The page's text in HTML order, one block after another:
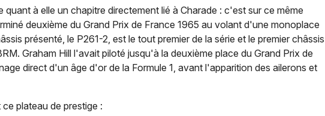
quant à elle un chapitre directement lié à Charade : c'est sur ce même
deuxième du Grand Prix de France 1965 au volant d'une monoplace
présenté, le P261-2, est le tout premier de la série et le premier châssis
Graham Hill l'avait piloté jusqu'à la deuxième place du Grand Prix de
direct d'un âge d'or de la Formule 1, avant l'apparition des ailerons et
plateau de prestige :